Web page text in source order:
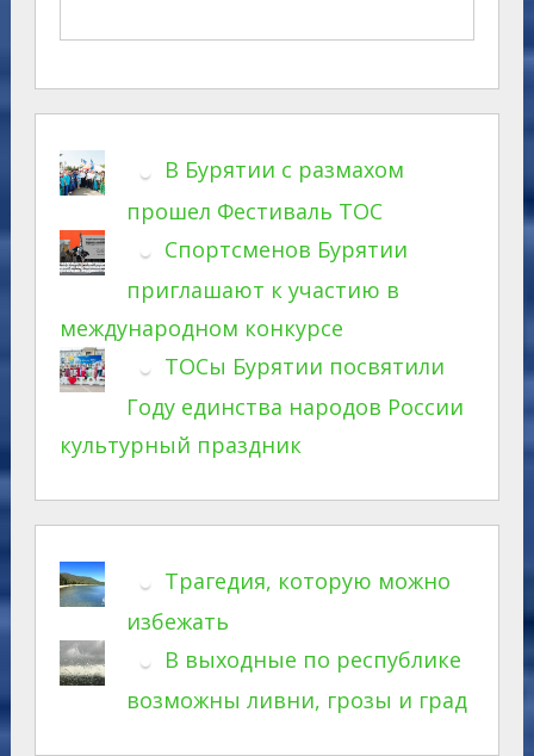
В Бурятии с размахом
прошел Фестиваль ТОС
Спортсменов Бурятии
приглашают к участию в
международном конкурсе
ТОСы Бурятии посвятили
Году единства народов России
культурный праздник
Трагедия, которую можно
избежать
В выходные по республике
возможны ливни, грозы и град